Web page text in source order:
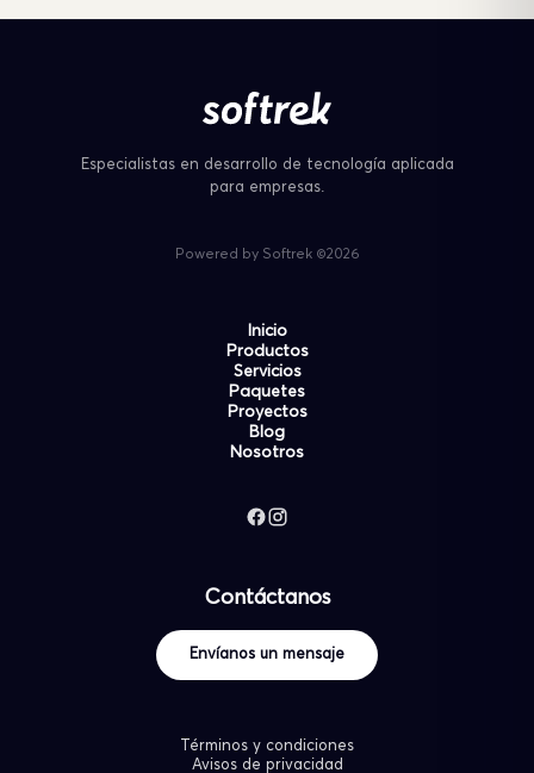
Inicio
Productos
Servicios
Paquetes
Proyectos
Blog
Nosotros
Especialistas en desarrollo de tecnología aplicada
para empresas.
Powered by Softrek ©2026
Contáctanos
Envíanos un mensaje
Términos y condiciones
Avisos de privacidad